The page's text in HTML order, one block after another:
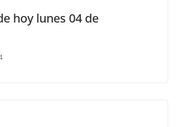
hoy lunes 04 de